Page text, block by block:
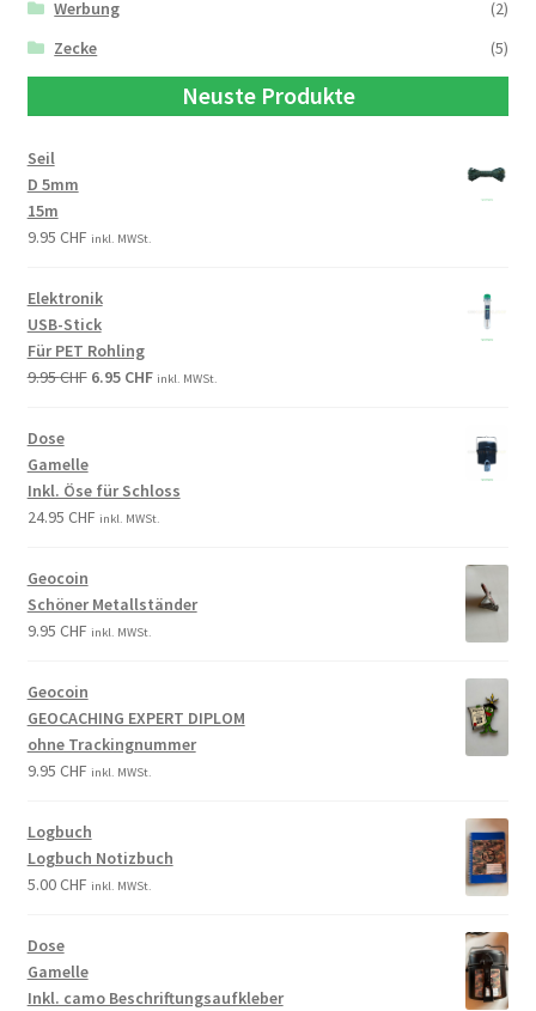
Werbung
(2)
Zecke
(5)
Neuste Produkte
Seil
D 5mm
15m
9.95 CHF inkl. MWSt.
Elektronik
USB-Stick
Für PET Rohling
9.95CHF 6.95 CHF inkl. MWSt.
Dose
Gamelle
Inkl. Öse für Schloss
24.95 CHF inkl. MWSt.
Geocoin
Schöner Metallständer
9.95 CHF inkl. MWSt.
Geocoin
GEOCACHING EXPERT DIPLOM
ohne Trackingnummer
9.95 CHF inkl. MWSt.
Logbuch
Logbuch Notizbuch
5.00CHF inkl. MWSt.
Dose
Gamelle
Inkl. camo Beschriftungsaufkleber